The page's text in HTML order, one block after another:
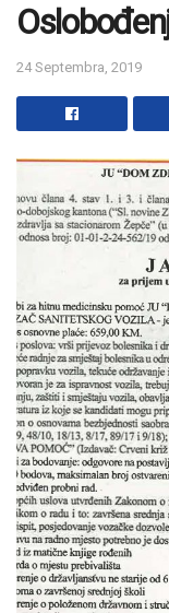
24 Septembra, 2019